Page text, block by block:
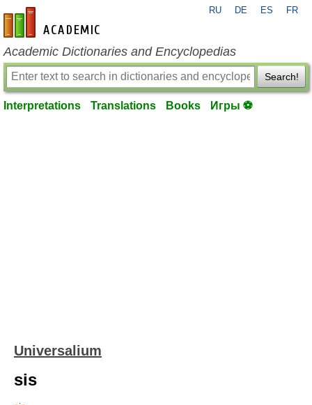
en-academic.com
RU DE ES FR
Academic Dictionaries and Encyclopedias
Search!
Interpretations Translations Books Игры ⚽
Universalium
sis